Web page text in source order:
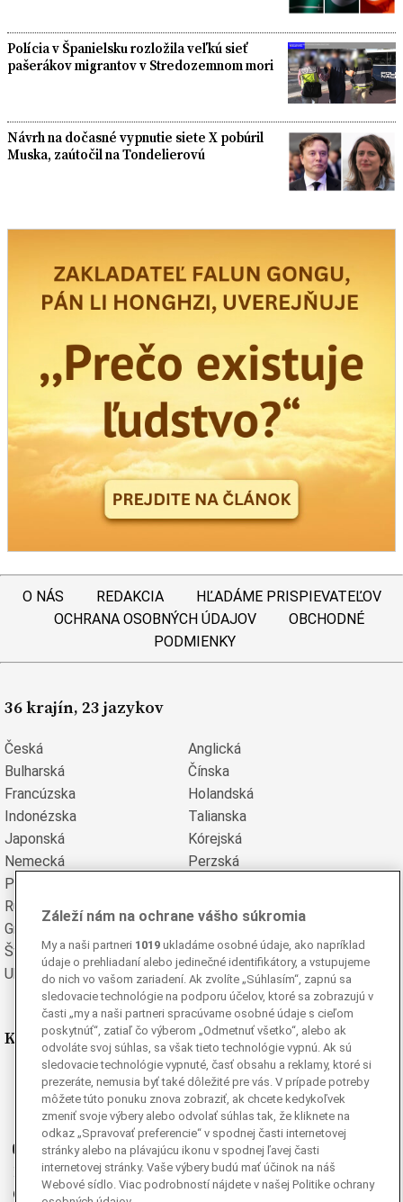
Polícia v Španielsku rozložila veľkú sieť
pašerákov migrantov v Stredozemnom mori
Návrh na dočasné vypnutie siete X pobúril
Muska, zaútočil na Tondelierovú
O NÁS REDAKCIA
HĽADÁME PRISPIEVATEĽOV
OCHRANA OSOBNÝCH ÚDAJOV
OBCHODNÉ
PODMIENKY
36 krajín, 23 jazykov
Česká
Anglická
Bulharská
Čínska
Francúzska
Holandská
Indonézska
Talianska
Japonská
Kórejská
Nemecká
Perzská
Poľská
Rumunská
Grécka
Švédska
Turecká
Ukrajinská
Vietnamská
Kde nás nájdete
Facebook
Instagram
Ganjing
Youtube
Twitter
Telegram
Záleží nám na ochrane vášho súkromia
My a naši partneri 1019 ukladáme osobné údaje, ako napríklad
údaje o prehliadaní alebo jedinečné identifikátory, a vstupujeme
do nich vo vašom zariadení. Ak zvolíte „Súhlasím“, zapnú sa
sledovacie technológie na podporu účelov, ktoré sa zobrazujú v
časti „my a naši partneri spracúvame osobné údaje s cieľom
poskytnúť“, zatiaľ čo výberom „Odmetnuť všetko“, alebo ak
odvoláte svoj súhlas, sa však tieto technológie vypnú. Ak sú
sledovacie technológie vypnuté, časť obsahu a reklamy, ktoré si
prezeráte, nemusia byť také dôležité pre vás. V prípade potreby
môžete túto ponuku znova zobraziť, ak chcete kedykoľvek
zmeniť svoje výbery alebo odvolať súhlas tak, že kliknete na
odkaz „Spravovať preferencie“ v spodnej časti internetovej
stránky alebo na plávajúcu ikonu v spodnej ľavej časti
internetovej stránky. Vaše výbery budú mať účinok na náš
Webové sídlo. Viac podrobností nájdete v našej Politike ochrany